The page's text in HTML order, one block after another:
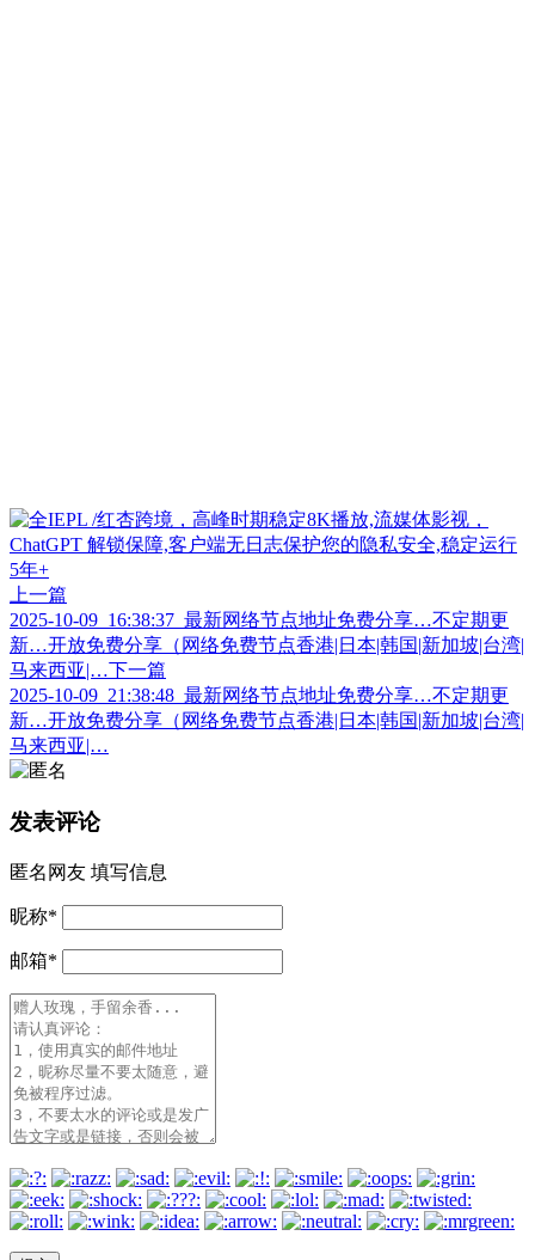
上一篇
2025-10-09_16:38:37_最新网络节点地址免费分享…不定期更
新…开放免费分享（网络免费节点香港|日本|韩国|新加坡|台湾|
马来西亚|… 下一篇
2025-10-09_21:38:48_最新网络节点地址免费分享…不定期更
新…开放免费分享（网络免费节点香港|日本|韩国|新加坡|台湾|
马来西亚|…
发表评论
匿名网友 填写信息
昵称*
邮箱*